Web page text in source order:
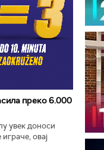
преко 6.000
увек доноси
овај